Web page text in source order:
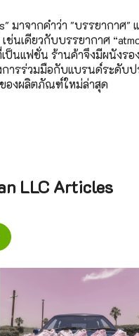
มาจากคำว่า "บรรยากาศ"
ช่นเดียวกับบรรยากาศ
ป็นแฟชั่น ร้านค้าจึงมีผนังรอ
ารร่วมมือกับแบรนด์ระดับ
องผลิตภัณฑ์ใหม่ล่าสุด
LLC Articles